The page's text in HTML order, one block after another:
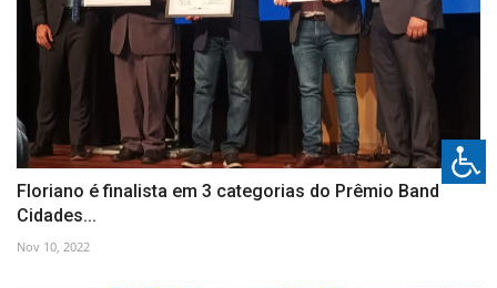
Floriano é finalista em 3 categorias do Prêmio Band
Cidades...
Nov 10, 2022